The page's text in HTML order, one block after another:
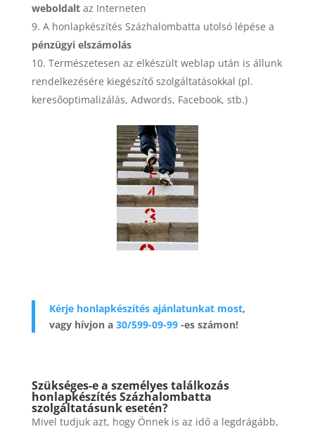
weboldaltaz Interneten
A honlapkészítés Százhalombatta utolsó lépése a
pénzügyi elszámolás
Természetesen az elkészült weblap után is állunk
rendelkezésére kiegészítő szolgáltatásokkal (pl.
keresőoptimalizálás, Adwords, Facebook, stb.)
Kérje honlapkészítés ajánlatunkat most,
vagy hívjon a 30/599-09-99-es számon!
Szükséges-e a személyes találkozás
honlapkészítés Százhalombatta
szolgáltatásunk esetén?
Mivel tudjuk azt, hogy Önnek is az idő a legdrágább,